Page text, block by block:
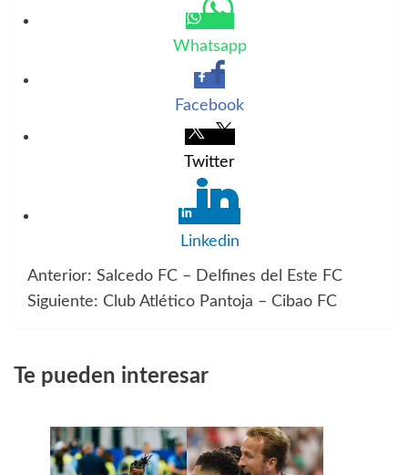
Whatsapp
Facebook
Twitter
Linkedin
Navegación
entradas
Anterior: Salcedo FC – Delfines del Este FC
Siguiente: Club Atlético Pantoja – Cibao FC
Te pueden interesar